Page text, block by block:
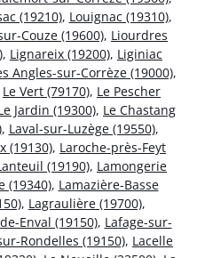
(19210), Louignac (19310),
Couze (19600), Liourdres
, Lignareix (19200), Liginiac
Angles-sur-Corrèze (19000),
Le Vert (79170), Le Pescher
Jardin (19300), Le Chastang
, Laval-sur-Luzège (19550),
(19130), Laroche-près-Feyt
(19190), Lamongerie
(19340), Lamazière-Basse
, Lagraulière (19700),
Enval (19150), Lafage-sur-
Rondelles (19150), Lacelle